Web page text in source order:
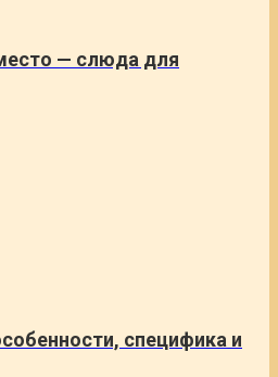
— слюда для
специфика и